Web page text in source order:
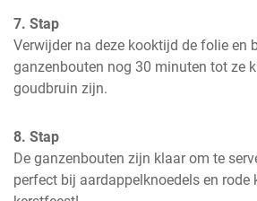
7. Stap
Verwijder na deze kooktijd de folie en
ganzenbouten nog 30 minuten tot ze
goudbruin zijn.
8. Stap
De ganzenbouten zijn klaar om te
perfect bij aardappelknoedels en rode